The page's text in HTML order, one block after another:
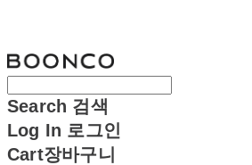
Search 검색
Log In 로그인
Cart장바구니